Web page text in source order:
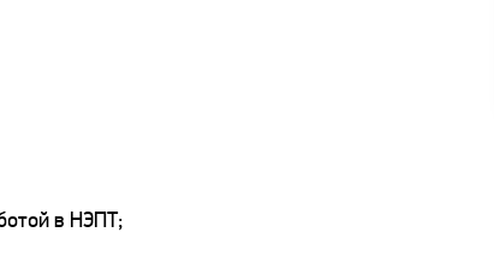
в НЭПТ;